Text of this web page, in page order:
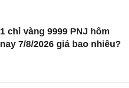
1 chỉ vàng 9999 PNJ hôm
nay 7/8/2026 giá bao nhiêu?